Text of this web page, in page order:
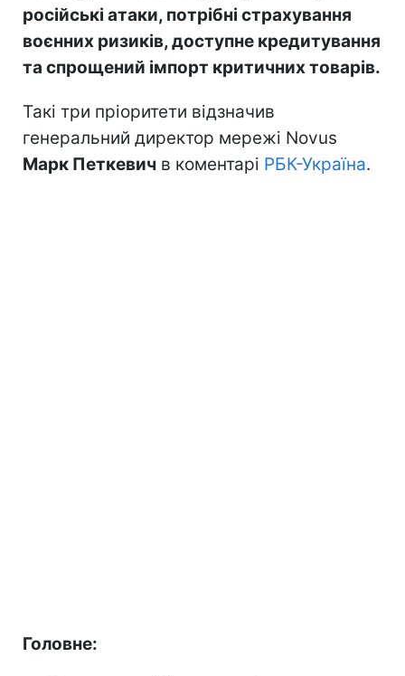
російські атаки, потрібні страхування
воєнних ризиків, доступне кредитування
та спрощений імпорт критичних товарів.
Такі три пріоритети відзначив
генеральний директор мережі Novus
Марк Петкевич в коментарі РБК-Україна.
Головне: